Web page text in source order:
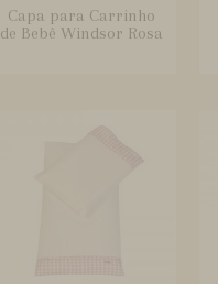
Capa para Carrinho
de Bebê Windsor Rosa